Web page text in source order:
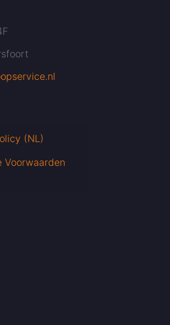
(NL)
Voorwaarden